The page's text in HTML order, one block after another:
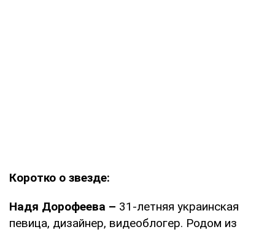
Коротко о звезде:
Надя Дорофеева – 31-летняя украинская
певица, дизайнер, видеоблогер. Родом из